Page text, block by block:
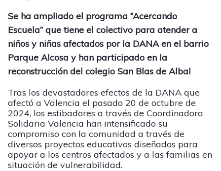
Se ha ampliado el programa “Acercando
Escuela” que tiene el colectivo para atender a
niños y niñas afectados por la DANA en el barrio
Parque Alcosa y han participado en la
reconstrucción del colegio San Blas de Albal
Tras los devastadores efectos de la DANA que
afectó a Valencia el pasado 20 de octubre de
2024, los estibadores a través de Coordinadora
Solidaria Valencia han intensificado su
compromiso con la comunidad a través de
diversos proyectos educativos diseñados para
apoyar a los centros afectados y a las familias en
situación de vulnerabilidad.